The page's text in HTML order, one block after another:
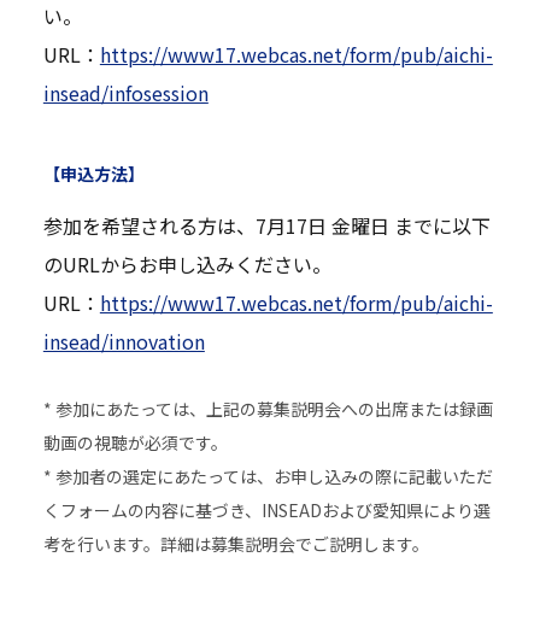
い。
URL： https://www17.webcas.net/form/pub/aichi-
insead/infosession
【申込方法】
参加を希望される方は、7月17日 金曜日 までに以下
のURLからお申し込みください。
URL： https://www17.webcas.net/form/pub/aichi-
insead/innovation
* 参加にあたっては、上記の募集説明会への出席または録画
動画の視聴が必須です。
* 参加者の選定にあたっては、お申し込みの際に記載いただ
くフォームの内容に基づき、INSEADおよび愛知県により選
考を行います。詳細は募集説明会でご説明します。